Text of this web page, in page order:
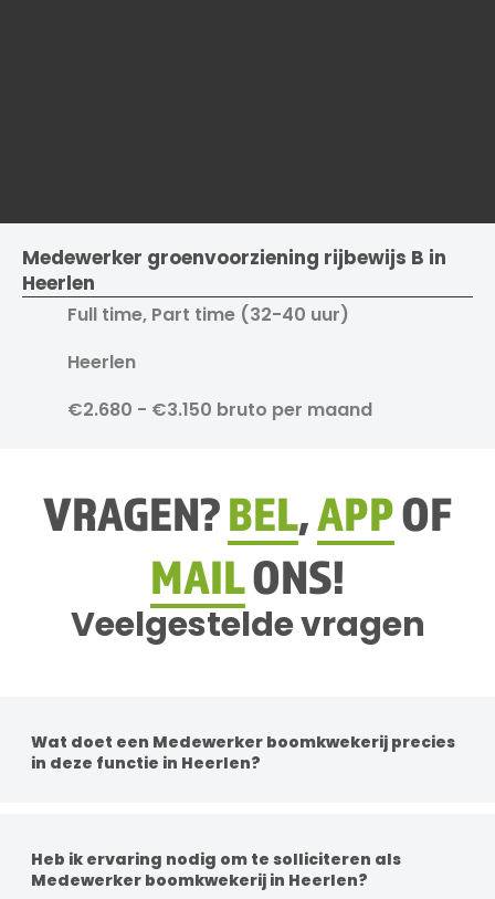
Medewerker groenvoorziening rijbewijs B in
Heerlen
Full time, Part time (32-40 uur)
Heerlen
€2.680 - €3.150 bruto per maand
VRAGEN?BEL,APPOF
MAILONS!
Veelgestelde vragen
Wat doet een Medewerker boomkwekerij precies
in deze functie in Heerlen?
groenprojecten en het adviseren van klanten over
beplanting en verzorging.
Heb ik ervaring nodig om te solliciteren als
Medewerker boomkwekerij in Heerlen?